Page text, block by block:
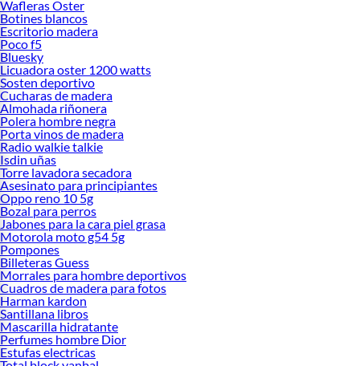
Wafleras Oster
Botines blancos
Escritorio madera
Poco f5
Bluesky
Licuadora oster 1200 watts
Sosten deportivo
Cucharas de madera
Almohada riñonera
Polera hombre negra
Porta vinos de madera
Radio walkie talkie
Isdin uñas
Torre lavadora secadora
Asesinato para principiantes
Oppo reno 10 5g
Bozal para perros
Jabones para la cara piel grasa
Motorola moto g54 5g
Pompones
Billeteras Guess
Morrales para hombre deportivos
Cuadros de madera para fotos
Harman kardon
Santillana libros
Mascarilla hidratante
Perfumes hombre Dior
Estufas electricas